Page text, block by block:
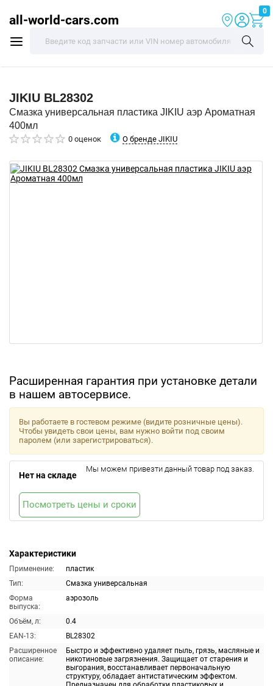
all-world-cars.com
0
JIKIU BL28302
Смазка универсальная пластика JIKIU аэр Ароматная
400мл
0 оценок О бренде JIKIU
Расширенная гарантия при установке детали
в нашем автосервисе.
Характеристики
Применение:
пластик
Тип:
Смазка универсальная
Форма
выпуска:
аэрозоль
Объём, л:
0.4
EAN-13:
BL28302
Расширенное
описание:
Быстро и эффективно удаляет пыль, грязь, масляные и
никотиновые загрязнения. Защищает от старения и
выгорания, восстанавливает первоначальную
структуру, обладает антистатическим эффектом.
Вы работаете в гостевом режиме (видите розничные цены).
Чтобы увидеть свои цены, вам нужно войти под своим
паролем (или зарегистрироваться).
Нет на складе
Мы можем привезти данный товар под заказ.
Посмотреть цены и сроки